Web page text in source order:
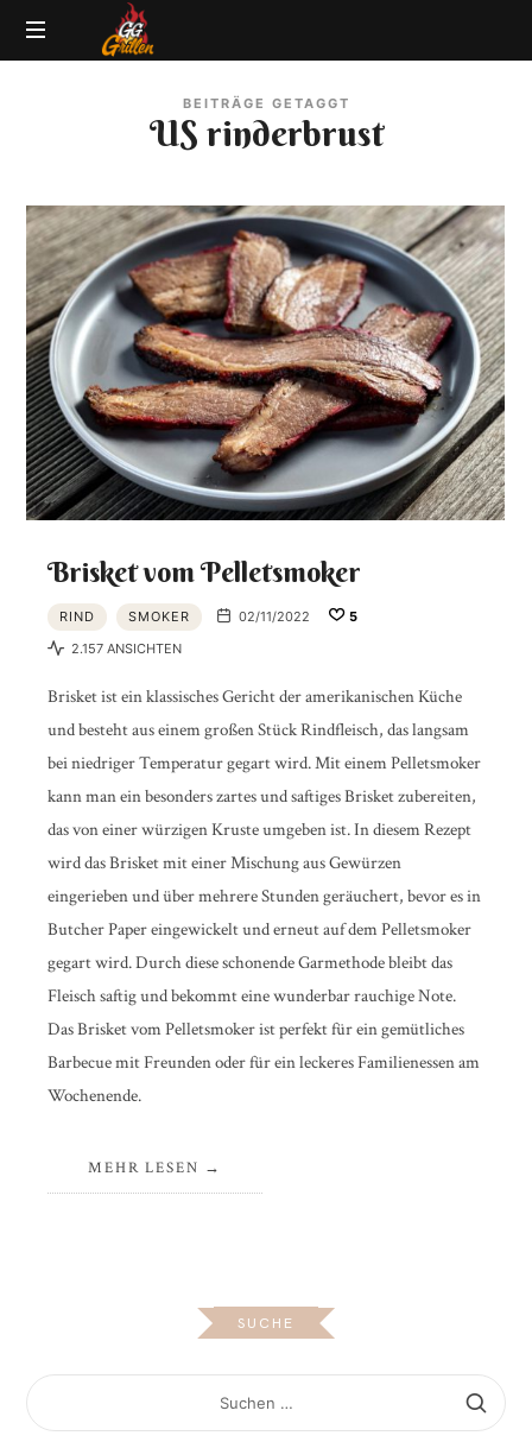
GG-
|
BBQ
Lexikon
BEITRÄGE GETAGGT
US rinderbrust
Brisket vom Pelletsmoker
RIND SMOKER 02/11/2022
5
2.157 ANSICHTEN
Brisket ist ein klassisches Gericht der amerikanischen Küche
und besteht aus einem großen Stück Rindfleisch, das langsam
bei niedriger Temperatur gegart wird. Mit einem Pelletsmoker
kann man ein besonders zartes und saftiges Brisket zubereiten,
das von einer würzigen Kruste umgeben ist. In diesem Rezept
wird das Brisket mit einer Mischung aus Gewürzen
eingerieben und über mehrere Stunden geräuchert, bevor es in
Butcher Paper eingewickelt und erneut auf dem Pelletsmoker
gegart wird. Durch diese schonende Garmethode bleibt das
Fleisch saftig und bekommt eine wunderbar rauchige Note.
Das Brisket vom Pelletsmoker ist perfekt für ein gemütliches
Barbecue mit Freunden oder für ein leckeres Familienessen am
Wochenende.
MEHR LESEN
SUCHE
SUCHEN